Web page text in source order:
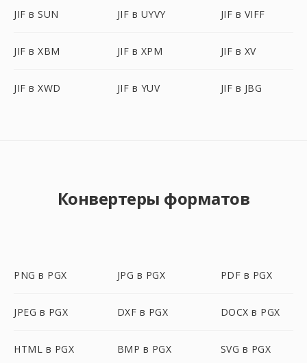
JIF в SUN JIF в UYVY JIF в VIFF
JIF в XBM JIF в XPM JIF в XV
JIF в XWD JIF в YUV JIF в JBG
Конвертеры форматов
PNG в PGX JPG в PGX PDF в PGX
JPEG в PGX DXF в PGX DOCX в PGX
HTML в PGX BMP в PGX SVG в PGX